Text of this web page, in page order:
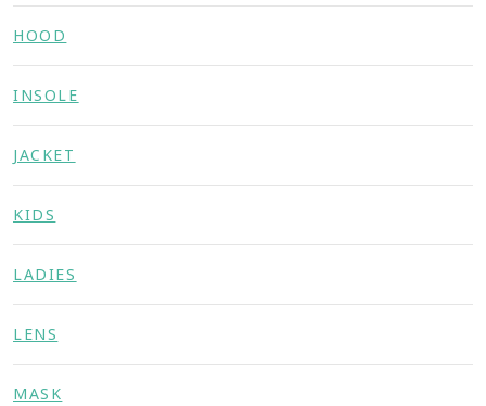
HOOD
INSOLE
JACKET
KIDS
LADIES
LENS
MASK